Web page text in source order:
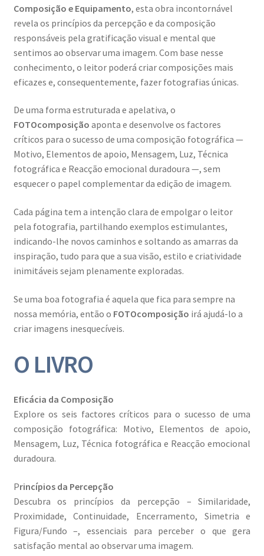
FRAME.IT
Génesis
LISBOA AINDA – Olhares sobre a cidade em quarentena
Mármore Preto / Black Marble
nós, os outros | we, the other
O Passeio da Luz
Pequenos Outonos
Playboy World, de Ana Dias
Resultados do Concurso de Fotografia Raízes
Ring Portraits Project (teste Masonry)
Sentir a Ria
Sobre|Viver
Teste Ring Portraits com 4 imagens
The Best of Celestial Scenes
Ver o Porto em Brasília
Visões sobre o Porto
Composição e Equipamento, esta obra incontornável
revela os princípios da percepção e da composição
responsáveis pela gratificação visual e mental que
sentimos ao observar uma imagem. Com base nesse
conhecimento, o leitor poderá criar composições mais
eficazes e, consequentemente, fazer fotografias únicas.
De uma forma estruturada e apelativa, o
FOTOcomposição aponta e desenvolve os factores
críticos para o sucesso de uma composição fotográfica —
Motivo, Elementos de apoio, Mensagem, Luz, Técnica
fotográfica e Reacção emocional duradoura —, sem
esquecer o papel complementar da edição de imagem.
Cada página tem a intenção clara de empolgar o leitor
pela fotografia, partilhando exemplos estimulantes,
indicando-lhe novos caminhos e soltando as amarras da
inspiração, tudo para que a sua visão, estilo e criatividade
inimitáveis sejam plenamente exploradas.
Se uma boa fotografia é aquela que fica para sempre na
nossa memória, então o FOTOcomposição irá ajudá-lo a
criar imagens inesquecíveis.
O LIVRO
Eficácia da Composição
Explore os seis factores críticos para o sucesso de uma
composição fotográfica: Motivo, Elementos de apoio,
Mensagem, Luz, Técnica fotográfica e Reacção emocional
duradoura.
Princípios da Percepção
Descubra os princípios da percepção – Similaridade,
Proximidade, Continuidade, Encerramento, Simetria e
Figura/Fundo –, essenciais para perceber o que gera
satisfação mental ao observar uma imagem.